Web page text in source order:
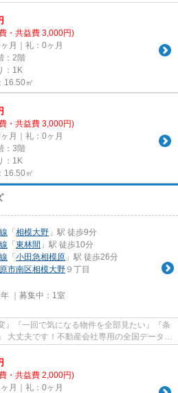
・共益費 3,000円)
月｜礼：0ヶ月
：2階
：1K
16.50㎡
・共益費 3,000円)
月｜礼：0ヶ月
：3階
：1K
16.50㎡
「 相模大野 」駅 徒歩9分
「 東林間 」駅 徒歩10分
「 小田急相模原 」駅 徒歩26分
市南区相模大野 ９丁目
｜募集中： 1室
』『一回で気になる物件を全部見たい』『条
大丈夫です！不動産会社専用の全国データベ
・共益費 2,000円)
月｜礼：0ヶ月